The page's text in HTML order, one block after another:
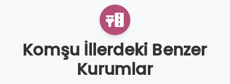
Komşu İllerdeki Benzer
Kurumlar